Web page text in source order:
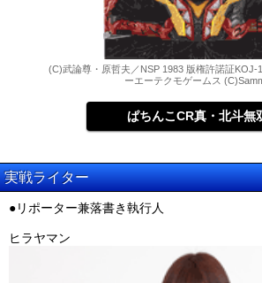
(C)武論尊・原哲夫／NSP 1983 版権許諾証KOJ-
ーエーテクモゲームス
ぱちんこCR真・北斗無
実戦ライター
●リポーター兼落書き執行人
ヒラヤマン